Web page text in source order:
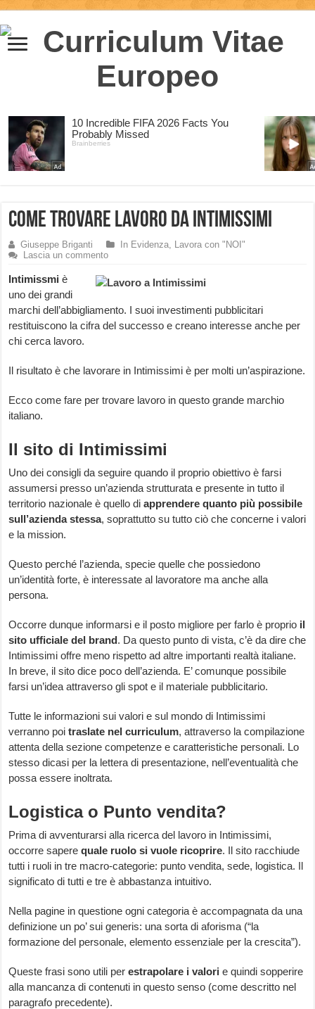
Come trovare lavoro da Intimissimi
Giuseppe Briganti In Evidenza, Lavora con "NOI"
Lascia un commento
Intimissmi è
uno dei grandi
marchi dell’abbigliamento. I suoi investimenti pubblicitari
restituiscono la cifra del successo e creano interesse anche per
chi cerca lavoro.
Il risultato è che lavorare in Intimissimi è per molti un’aspirazione.
Ecco come fare per trovare lavoro in questo grande marchio
italiano.
Il sito di Intimissimi
Uno dei consigli da seguire quando il proprio obiettivo è farsi
assumersi presso un’azienda strutturata e presente in tutto il
territorio nazionale è quello diapprendere quanto più possibile
sull’azienda stessa, soprattutto su tutto ciò che concerne i valori
e la mission.
Questo perché l’azienda, specie quelle che possiedono
un’identità forte, è interessate al lavoratore ma anche alla
persona.
Occorre dunque informarsi e il posto migliore per farlo è proprio il
sito ufficiale del brand. Da questo punto di vista, c’è da dire che
Intimissimi offre meno rispetto ad altre importanti realtà italiane.
In breve, il sito dice poco dell’azienda. E’ comunque possibile
farsi un’idea attraverso gli spot e il materiale pubblicitario.
Tutte le informazioni sui valori e sul mondo di Intimissimi
verranno poitraslate nel curriculum, attraverso la compilazione
attenta della sezione competenze e caratteristiche personali. Lo
stesso dicasi per la lettera di presentazione, nell’eventualità che
possa essere inoltrata.
Logistica o Punto vendita?
Prima di avventurarsi alla ricerca del lavoro in Intimissimi,
occorre saperequale ruolo si vuole ricoprire. Il sito racchiude
tutti i ruoli in tre macro-categorie: punto vendita, sede, logistica. Il
significato di tutti e tre è abbastanza intuitivo.
Nella pagine in questione ogni categoria è accompagnata da una
definizione un po’ sui generis: una sorta di aforisma (“la
formazione del personale, elemento essenziale per la crescita”).
Queste frasi sono utili perestrapolare i valori e quindi sopperire
alla mancanza di contenuti in questo senso (come descritto nel
paragrafo precedente).